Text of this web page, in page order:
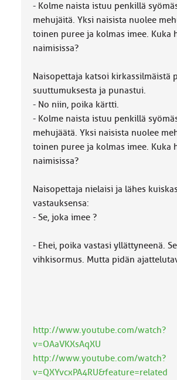
- Kolme naista istuu penkillä
mehujäitä. Yksi naisista nuolee
toinen puree ja kolmas imee. Kuka
naimisissa?
Naisopettaja katsoi kirkassilmäistä
suuttumuksesta ja punastui.
- No niin, poika kärtti.
- Kolme naista istuu penkillä
mehujäätä. Yksi naisista nuolee
toinen puree ja kolmas imee. Kuka
naimisissa?
Naisopettaja nielaisi ja lähes
vastauksensa:
- Se, joka imee ?
- Ehei, poika vastasi yllättyneenä.
vihkisormus. Mutta pidän
http://www.youtube.com/watch?
v=OAaVKXsAqXU
http://www.youtube.com/watch?
v=QXYvcxPA4RU&feature=related